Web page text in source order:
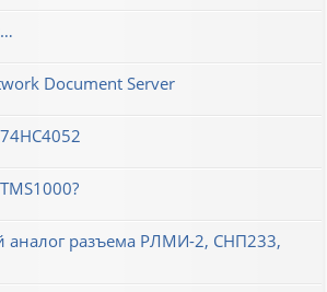
Document Server
аналог разъема РЛМИ-2, СНП233,